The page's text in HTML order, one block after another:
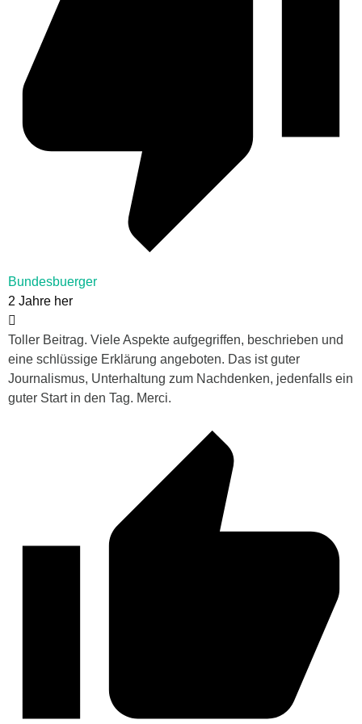
Bundesbuerger
2 Jahre her
Toller Beitrag. Viele Aspekte aufgegriffen, beschrieben und
eine schlüssige Erklärung angeboten. Das ist guter
Journalismus, Unterhaltung zum Nachdenken, jedenfalls ein
guter Start in den Tag. Merci.